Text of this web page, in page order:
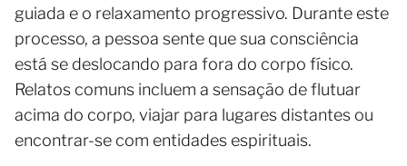
guiada e o relaxamento progressivo. Durante este
processo, a pessoa sente que sua consciência
está se deslocando para fora do corpo físico.
Relatos comuns incluem a sensação de flutuar
acima do corpo, viajar para lugares distantes ou
encontrar-se com entidades espirituais.